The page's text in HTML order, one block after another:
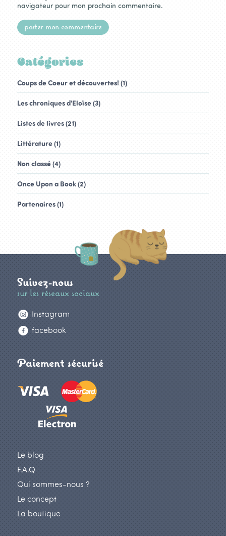
navigateur pour mon prochain commentaire.
Catégories
Coups de Coeur et découvertes! (1)
Les chroniques d'Eloïse (3)
Listes de livres (21)
Littérature (1)
Non classé (4)
Once Upon a Book (2)
Partenaires (1)
Suivez-nous
sur les réseaux sociaux
Instagram
facebook
Paiement sécurisé
Le blog
F.A.Q
Qui sommes-nous ?
Le concept
La boutique